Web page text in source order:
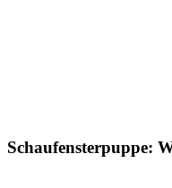
Schaufensterpuppe: